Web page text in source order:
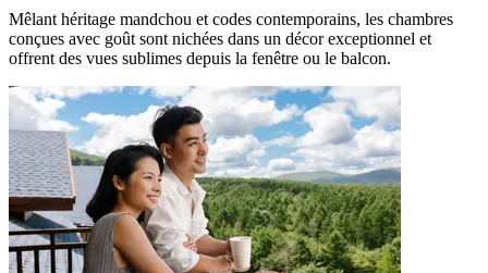
Mêlant héritage mandchou et codes contemporains, les chambres
conçues avec goût sont nichées dans un décor exceptionnel et
offrent des vues sublimes depuis la fenêtre ou le balcon.